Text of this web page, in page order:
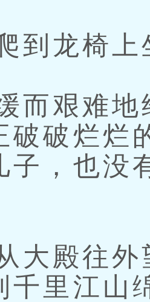
龙椅上
艰难地
破破烂烂
子，也没
殿往外
千里江山